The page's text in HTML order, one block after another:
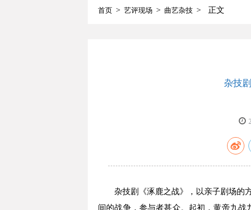
首页 > 艺评现场 > 曲艺杂技 > 正文
杂技
杂技剧《涿鹿之战》，以亲子剧场的
间的战争，参与者甚众。起初，黄帝九战